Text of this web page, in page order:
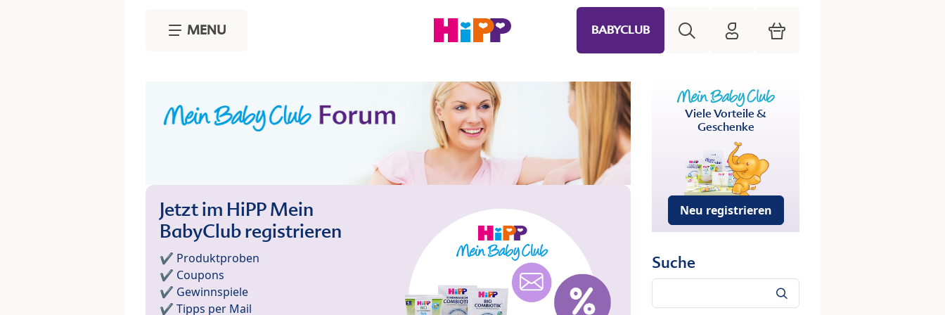
MENU BABYCLUB HiPP Mein Babyclub
Warenkorb
Jetzt im HiPP Mein
BabyClub registrieren
✔️ Produktproben
✔️ Coupons
✔️ Gewinnspiele
✔️ Tipps per Mail
Viele Vorteile &
Geschenke
Neu registrieren
Suche